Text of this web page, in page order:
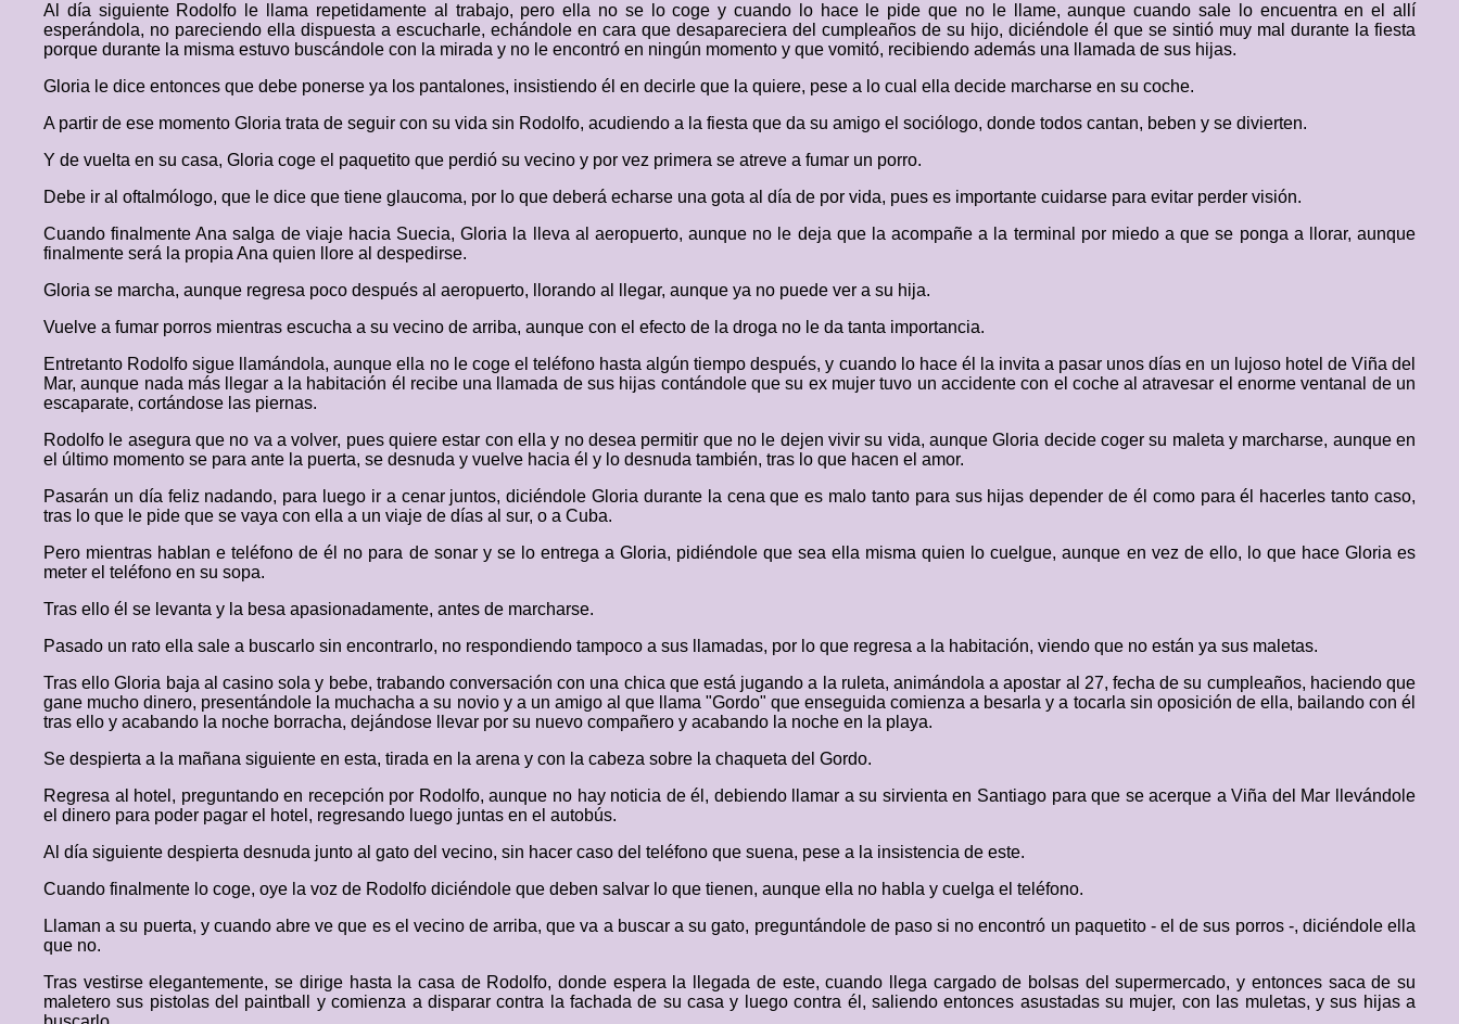
Al día siguiente Rodolfo le llama repetidamente al trabajo, pero ella no se lo coge y cuando lo hace le pide que no le llame, aunque cuando sale lo encuentra en el allí
esperándola, no pareciendo ella dispuesta a escucharle, echándole en cara que desapareciera del cumpleaños de su hijo, diciéndole él que se sintió muy mal durante la fiesta
porque durante la misma estuvo buscándole con la mirada y no le encontró en ningún momento y que vomitó, recibiendo además una llamada de sus hijas.
Gloria le dice entonces que debe ponerse ya los pantalones, insistiendo él en decirle que la quiere, pese a lo cual ella decide marcharse en su coche.
A partir de ese momento Gloria trata de seguir con su vida sin Rodolfo, acudiendo a la fiesta que da su amigo el sociólogo, donde todos cantan, beben y se divierten.
Y de vuelta en su casa, Gloria coge el paquetito que perdió su vecino y por vez primera se atreve a fumar un porro.
Debe ir al oftalmólogo, que le dice que tiene glaucoma, por lo que deberá echarse una gota al día de por vida, pues es importante cuidarse para evitar perder visión.
Cuando finalmente Ana salga de viaje hacia Suecia, Gloria la lleva al aeropuerto, aunque no le deja que la acompañe a la terminal por miedo a que se ponga a llorar, aunque
finalmente será la propia Ana quien llore al despedirse.
Gloria se marcha, aunque regresa poco después al aeropuerto, llorando al llegar, aunque ya no puede ver a su hija.
Vuelve a fumar porros mientras escucha a su vecino de arriba, aunque con el efecto de la droga no le da tanta importancia.
Entretanto Rodolfo sigue llamándola, aunque ella no le coge el teléfono hasta algún tiempo después, y cuando lo hace él la invita a pasar unos días en un lujoso hotel de Viña del
Mar, aunque nada más llegar a la habitación él recibe una llamada de sus hijas contándole que su ex mujer tuvo un accidente con el coche al atravesar el enorme ventanal de un
escaparate, cortándose las piernas.
Rodolfo le asegura que no va a volver, pues quiere estar con ella y no desea permitir que no le dejen vivir su vida, aunque Gloria decide coger su maleta y marcharse, aunque en
el último momento se para ante la puerta, se desnuda y vuelve hacia él y lo desnuda también, tras lo que hacen el amor.
Pasarán un día feliz nadando, para luego ir a cenar juntos, diciéndole Gloria durante la cena que es malo tanto para sus hijas depender de él como para él hacerles tanto caso,
tras lo que le pide que se vaya con ella a un viaje de días al sur, o a Cuba.
Pero mientras hablan e teléfono de él no para de sonar y se lo entrega a Gloria, pidiéndole que sea ella misma quien lo cuelgue, aunque en vez de ello, lo que hace Gloria es
meter el teléfono en su sopa.
Tras ello él se levanta y la besa apasionadamente, antes de marcharse.
Pasado un rato ella sale a buscarlo sin encontrarlo, no respondiendo tampoco a sus llamadas, por lo que regresa a la habitación, viendo que no están ya sus maletas.
Tras ello Gloria baja al casino sola y bebe, trabando conversación con una chica que está jugando a la ruleta, animándola a apostar al 27, fecha de su cumpleaños, haciendo que
gane mucho dinero, presentándole la muchacha a su novio y a un amigo al que llama "Gordo" que enseguida comienza a besarla y a tocarla sin oposición de ella, bailando con él
tras ello y acabando la noche borracha, dejándose llevar por su nuevo compañero y acabando la noche en la playa.
Se despierta a la mañana siguiente en esta, tirada en la arena y con la cabeza sobre la chaqueta del Gordo.
Regresa al hotel, preguntando en recepción por Rodolfo, aunque no hay noticia de él, debiendo llamar a su sirvienta en Santiago para que se acerque a Viña del Mar llevándole
el dinero para poder pagar el hotel, regresando luego juntas en el autobús.
Al día siguiente despierta desnuda junto al gato del vecino, sin hacer caso del teléfono que suena, pese a la insistencia de este.
Cuando finalmente lo coge, oye la voz de Rodolfo diciéndole que deben salvar lo que tienen, aunque ella no habla y cuelga el teléfono.
Llaman a su puerta, y cuando abre ve que es el vecino de arriba, que va a buscar a su gato, preguntándole de paso si no encontró un paquetito - el de sus porros -, diciéndole ella
que no.
Tras vestirse elegantemente, se dirige hasta la casa de Rodolfo, donde espera la llegada de este, cuando llega cargado de bolsas del supermercado, y entonces saca de su
maletero sus pistolas del paintball y comienza a disparar contra la fachada de su casa y luego contra él, saliendo entonces asustadas su mujer, con las muletas, y sus hijas a